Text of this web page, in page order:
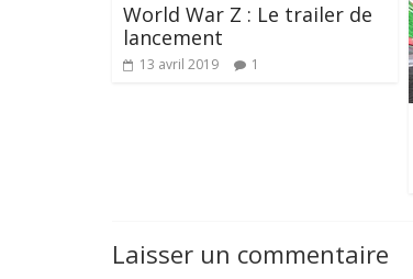
World War Z : Le trailer de
lancement
13 avril 2019 1
Laisser un commentaire